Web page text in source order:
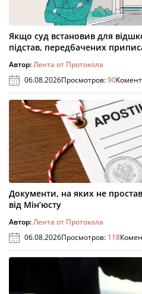
Якщо суд встановив для
підстав, передбачених
Автор:Лента от Протокола
06.08.2026Просмотров:90
Документи, на яких не
від Мін’юсту
Автор:Лента от Протокола
06.08.2026Просмотров: 118